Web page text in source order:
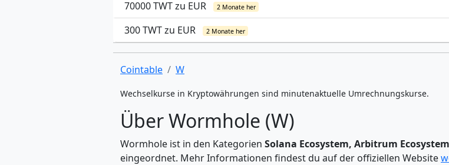
70000 TWT zu EUR 2 Monate her
300 TWT zu EUR 2 Monate her
Cointable W
Wechselkurse in Kryptowährungen sind minutenaktuelle Umrechnungskurse.
Über Wormhole (W)
Wormhole ist in den Kategorien Solana Ecosystem, Arbitrum
eingeordnet. Mehr Informationen findest du auf der offiziellen Website